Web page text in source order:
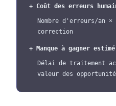
+ Coût des erreurs
Nombre d'erreurs/an ×
correction
+ Manque à gagner
Délai de traitement
valeur des